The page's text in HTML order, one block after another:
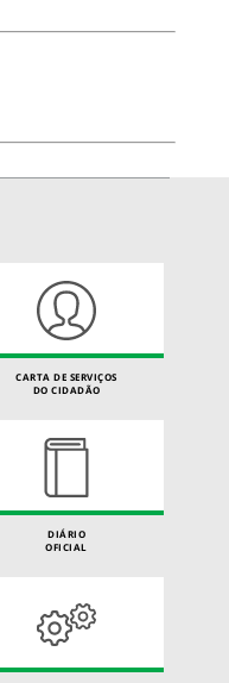
CARTA DE SERVIÇOS
DO CIDADÃO
DIÁRIO
OFICIAL